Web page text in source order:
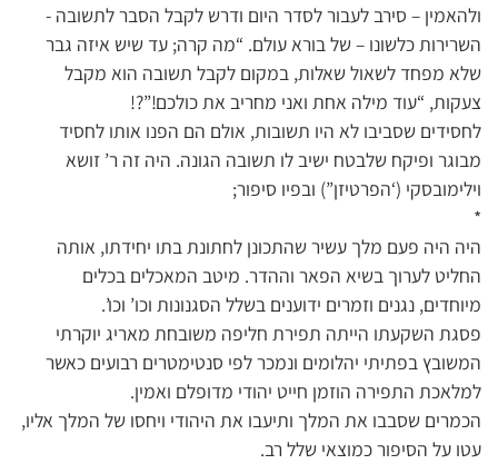
ולהאמין – סירב לעבור לסדר היום ודרש לקבל הסבר לתשובה -
השרירות כלשונו – של בורא עולם. “מה קרה; עד שיש איזה גבר
שלא מפחד לשאול שאלות, במקום לקבל תשובה הוא מקבל
צעקות, “עוד מילה אחת ואני מחריב את כולכם!”?!
לחסידים שסביבו לא היו תשובות, אולם הם הפנו אותו לחסיד
מבוגר ופיקח שלבטח ישיב לו תשובה הגונה. היה זה ר’ זושא
וילימובסקי (‘הפרטיזן”) ובפיו סיפור;
*
היה היה פעם מלך עשיר שהתכונן לחתונת בתו יחידתו, אותה
החליט לערוך בשיא הפאר וההדר. מיטב המאכלים בכלים
מיוחדים, נגנים וזמרים ידוענים בשלל הסגנונות וכו’ וכו’.
פסגת השקעתו הייתה תפירת חליפה משובחת מאריג יוקרתי
המשובץ בפתיתי יהלומים ונמכר לפי סנטימטרים רבועים כאשר
למלאכת התפירה הוזמן חייט יהודי מדופלם ואמין.
הכמרים שסבבו את המלך ותיעבו את היהודי ויחסו של המלך אליו,
עטו על הסיפור כמוצאי שלל רב.